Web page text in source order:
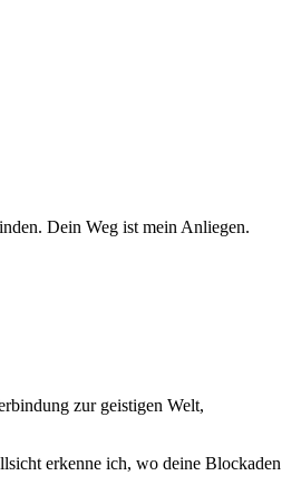
Dein Weg ist mein Anliegen.
zur geistigen Welt,
erkenne ich, wo deine Blockaden